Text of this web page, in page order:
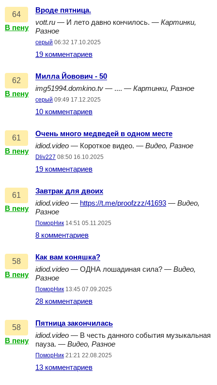
64
В пену
Вроде пятница.
vott.ru — И лето давно кончилось. — Картинки,
Разное
серый 06:32 17.10.2025
19 комментариев
62
В пену
Милла Йовович - 50
img51994.domkino.tv — .... — Картинки, Разное
серый 09:49 17.12.2025
10 комментариев
61
В пену
Очень много медведей в одном месте
idiod.video — Короткое видео. — Видео, Разное
Dliv227 08:50 16.10.2025
19 комментариев
61
В пену
Завтрак для двоих
idiod.video — https://t.me/proofzzz/41693 — Видео,
Разное
ПоморНик 14:51 05.11.2025
8 комментариев
58
В пену
Как вам коняшка?
idiod.video — ОДНА лошадиная сила? — Видео,
Разное
ПоморНик 13:45 07.09.2025
28 комментариев
58
В пену
Пятница закончилась
idiod.video — В честь данного события музыкальная
пауза. — Видео, Разное
ПоморНик 21:21 22.08.2025
13 комментариев